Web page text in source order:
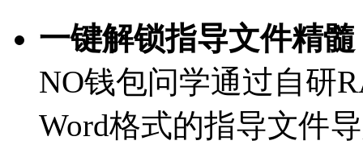
一键解锁指导文件精髓
NO钱包问学通过自研
Word格式的指导文件导